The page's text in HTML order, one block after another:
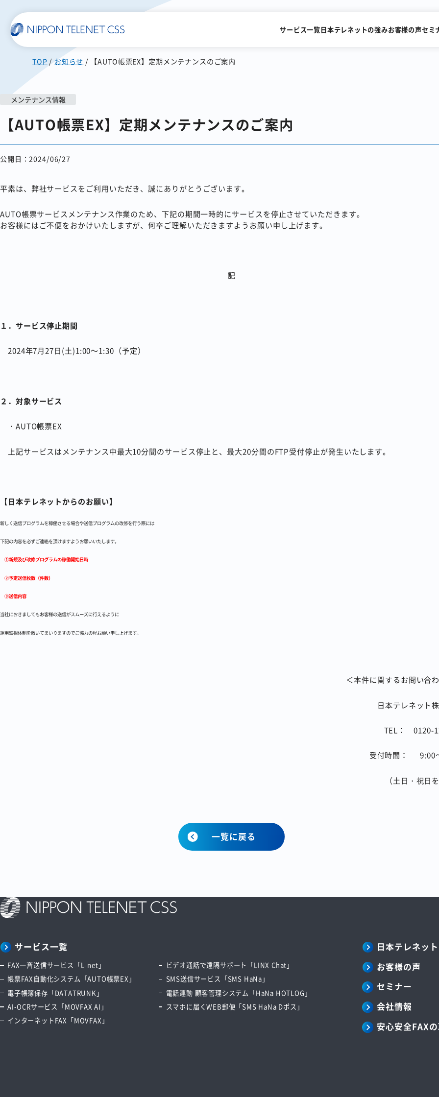
サービス一覧日本テレネットの強みお客様の声セミ
一覧で詳細を見る
SMS送信サービス
WEB郵便
すぐにビデオ通話
TOP お知らせ 【AUTO帳票EX】定期メンテナンスのご案内
メンテナンス情報
【AUTO帳票EX】定期メンテナンスのご案内
公開日：2024/06/27
平素は、弊社サービスをご利用いただき、誠にありがとうございます。
AUTO帳票サービスメンテナンス作業のため、下記の期間一時的にサービスを停止させていただきます。
お客様にはご不便をおかけいたしますが、何卒ご理解いただきますようお願い申し上げます。
記
１．サービス停止期間
2024年7月27日(土)1:00～1:30（予定）
２．対象サービス
・AUTO帳票EX
上記サービスはメンテナンス中最大10分間のサービス停止と、最大20分間のFTP受付停止が発生いたします。
【日本テレネットからのお願い】
新しく送信プログラムを稼働させる場合や送信プログラムの改修を行う際には
下記の内容を必ずご連絡を頂けますようお願いいたします。
①新規及び改修プログラムの稼働開始日時
②予定送信枚数（件数）
③送信内容
当社におきましてもお客様の送信がスムーズに行えるように
運用監視体制を敷いてまいりますのでご協力の程お願い申し上げます。
＜本件に関するお問い合
日本テレネット
TEL：0120-
受付時間： 9:00
（土日・祝日
一覧に戻る
サービス一覧
FAX一斉送信サービス「L-net」
帳票FAX自動化システム「AUTO帳票EX」
電子帳簿保存「DATATRUNK」
AI-OCRサービス「MOVFAX AI」
インターネットFAX「MOVFAX」
ビデオ通話で遠隔サポート「LINX Chat」
SMS送信サービス「SMS HaNa」
電話連動 顧客管理システム「HaNa HOTLOG」
スマホに届くWEB郵便「SMS HaNa Dポス」
日本テレネッ
お客様の声
セミナー
会社情報
安心安全FAX